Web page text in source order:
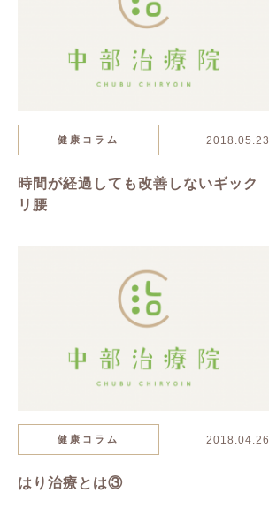
健康コラム 2018.05.23
時間が経過しても改善しないギック
リ腰
健康コラム 2018.04.26
はり治療とは③